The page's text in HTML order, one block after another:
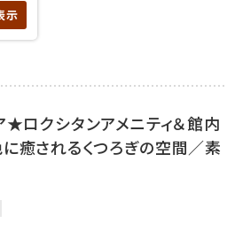
示
★ロクシタンアメニティ＆館内
癒されるくつろぎの空間／素